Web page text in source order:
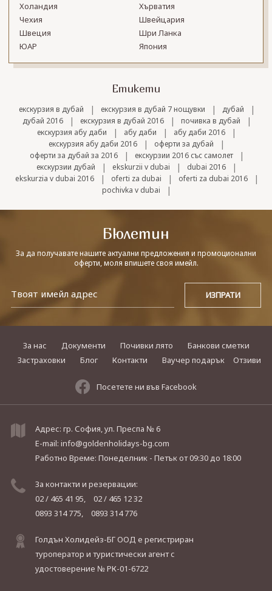
Холандия
Хърватия
Чехия
Швейцария
Швеция
Шри Ланка
ЮАР
Япония
Етикети
екскурзия в дубай | екскурзия в дубай 7 нощувки | дубай |
дубай 2016 | екскурзия в дубай 2016 | почивка в дубай |
екскурзия абу даби | абу даби | абу даби 2016 |
екскурзия абу даби 2016 | оферти за дубай |
оферти за дубай за 2016 | екскурзии 2016 със самолет |
екскурзии дубай | ekskurzii v dubai | dubai 2016 |
ekskurzia v dubai 2016 | oferti za dubai | oferti za dubai 2016 |
pochivka v dubai |
Бюлетин
За да получавате нашите актуални предложения и промоционални
оферти, моля впишете своя имейл.
За нас Документи Почивки лято
Банкови сметки
Застраховки
Блог Контакти Ваучер подарък Отзиви
Посетете ни във Facebook
Адрес: гр. София, ул. Преспа № 6
E-mail: info@goldenholidays-bg.com
Работно Време: Понеделник - Петъкот 09:30 до 18:00
За контакти и резервации:
02 / 465 41 95,
02 / 465 12 32
0893 314 775,
0893 314 776
Голдън Холидейз-БГ ООД е регистриран
туроператор и туристически агент с
удостоверение № РК-01-6722